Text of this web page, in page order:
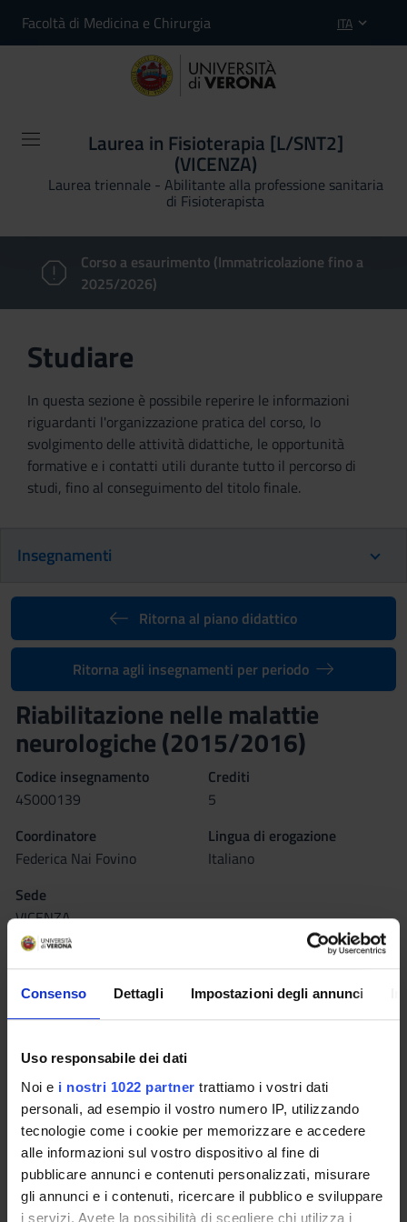
Consenso Dettagli Impostazioni degli annunci
Uso responsabile dei dati
Noi e i nostri 1022 partner trattiamo i vostri dati
personali, ad esempio il vostro numero IP, utilizzando
tecnologie come i cookie per memorizzare e accedere
alle informazioni sul vostro dispositivo al fine di
pubblicare annunci e contenuti personalizzati, misurare
gli annunci e i contenuti, ricercare il pubblico e sviluppare
i servizi. Avete la possibilità di scegliere chi utilizza i
Facoltà di Medicina e Chirurgia ITA
Laurea in Fisioterapia [L/SNT2]
(VICENZA)
Laurea triennale - Abilitante alla professione sanitaria
di Fisioterapista
Corso a esaurimento (Immatricolazione fino a
2025/2026)
Studiare
In questa sezione è possibile reperire le informazioni
riguardanti l'organizzazione pratica del corso, lo
svolgimento delle attività didattiche, le opportunità
formative e i contatti utili durante tutto il percorso di
studi, fino al conseguimento del titolo finale.
Insegnamenti
Ritorna al piano didattico
Ritorna agli insegnamenti per periodo
Riabilitazione nelle malattie
neurologiche (2015/2016)
Codice insegnamento
4S000139
Crediti
5
Coordinatore
Federica Nai Fovino
Lingua di erogazione
Italiano
Sede
VICENZA
Seminari 0
L'insegnamento è organizzato come segue:
RIABILITAZIONE NEUROLOGICA
Crediti
2
Periodo
FISIO VI 2^ ANNO - 2^ SEMESTRE